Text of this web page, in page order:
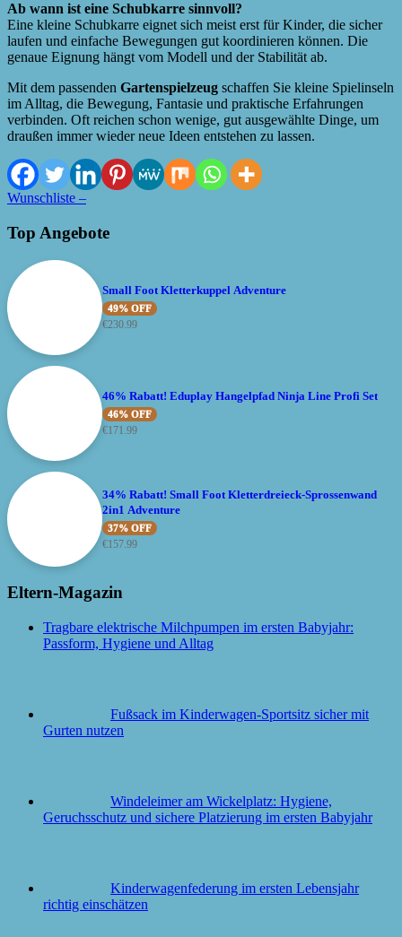
Ab wann ist eine Schubkarre sinnvoll?
Eine kleine Schubkarre eignet sich meist erst für Kinder, die sicher
laufen und einfache Bewegungen gut koordinieren können. Die
genaue Eignung hängt vom Modell und der Stabilität ab.
Mit dem passenden Gartenspielzeug schaffen Sie kleine Spielinseln
im Alltag, die Bewegung, Fantasie und praktische Erfahrungen
verbinden. Oft reichen schon wenige, gut ausgewählte Dinge, um
draußen immer wieder neue Ideen entstehen zu lassen.
Wunschliste –
Top Angebote
Small Foot Kletterkuppel Adventure
49% OFF
€230.99
46% Rabatt! Eduplay Hangelpfad Ninja Line Profi Set
46% OFF
€171.99
34% Rabatt! Small Foot Kletterdreieck-Sprossenwand
2in1 Adventure
37% OFF
€157.99
Eltern-Magazin
Tragbare elektrische Milchpumpen im ersten Babyjahr:
Passform, Hygiene und Alltag
Fußsack im Kinderwagen-Sportsitz sicher mit
Gurten nutzen
Windeleimer am Wickelplatz: Hygiene,
Geruchsschutz und sichere Platzierung im ersten Babyjahr
Kinderwagenfederung im ersten Lebensjahr
richtig einschätzen